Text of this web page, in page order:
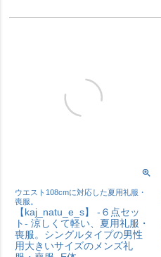
ウエスト108cmに対応した夏用礼服・
喪服。
【kaj_natu_e_s】 -６点セッ
ト- 涼しくて軽い、夏用礼服・
喪服。シングルタイプの男性
用大きいサイズのメンズ礼